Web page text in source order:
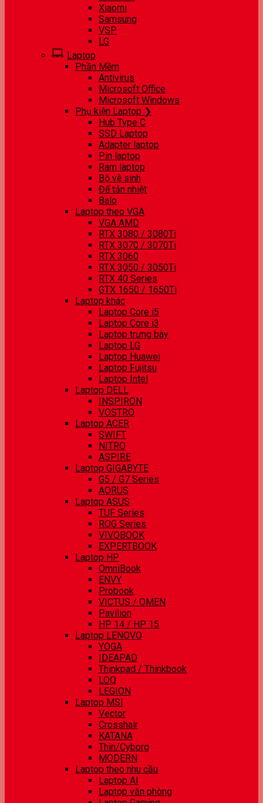
Xiaomi
Samsung
VSP
LG
Laptop
Phần Mềm
Antivirus
Microsoft Office
Microsoft Windows
Phụ kiện Laptop ❯
Hub Type C
SSD Laptop
Adapter laptop
Pin laptop
Ram laptop
Bộ vệ sinh
Đế tản nhiệt
Balo
Laptop theo VGA
VGA AMD
RTX 3080 / 3080Ti
RTX 3070 / 3070Ti
RTX 3060
RTX 3050 / 3050Ti
RTX 40 Series
GTX 1650 / 1650Ti
Laptop khác
Laptop Core i5
Laptop Core i3
Laptop trưng bày
Laptop LG
Laptop Huawei
Laptop Fujitsu
Laptop Intel
Laptop DELL
INSPIRON
VOSTRO
Laptop ACER
SWIFT
NITRO
ASPIRE
Laptop GIGABYTE
G5 / G7 Series
AORUS
Laptop ASUS
TUF Series
ROG Series
VIVOBOOK
EXPERTBOOK
Laptop HP
OmniBook
ENVY
Probook
VICTUS / OMEN
Pavilion
HP 14 / HP 15
Laptop LENOVO
YOGA
IDEAPAD
Thinkpad / Thinkbook
LOQ
LEGION
Laptop MSI
Vector
Crosshair
KATANA
Thin/Cyborg
MODERN
Laptop theo nhu cầu
Laptop AI
Laptop văn phòng